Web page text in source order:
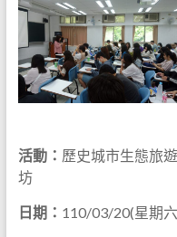
活動： 歷史城市生態旅
坊
日期： 110/03/20(星期